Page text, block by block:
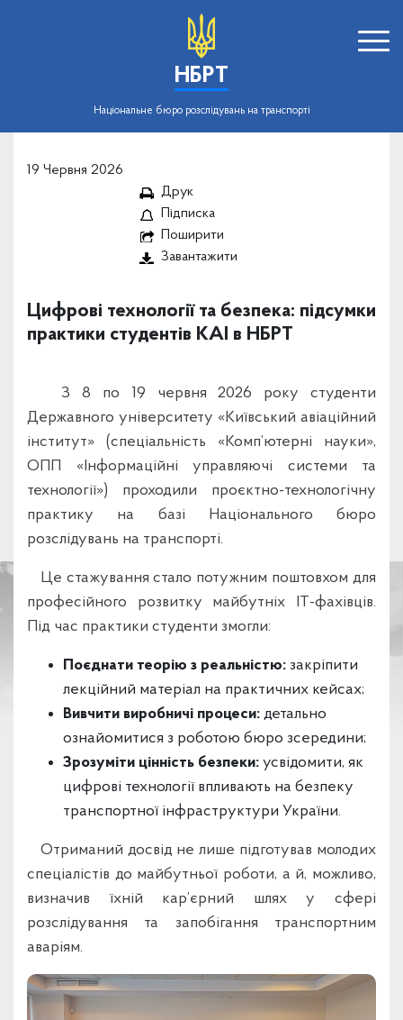
НБРТ
Національне бюро розслідувань на транспорті
19 Червня 2026
Друк
Підписка
Поширити
Завантажити
Цифрові технології та безпека: підсумки
практики студентів КАІ в НБРТ
З 8 по 19 червня 2026 року студенти
Державного університету «Київський авіаційний
інститут» (спеціальність «Комп’ютерні науки»,
ОПП «Інформаційні управляючі системи та
технології») проходили проєктно-технологічну
практику на базі Національного бюро
розслідувань на транспорті.
Це стажування стало потужним поштовхом для
професійного розвитку майбутніх ІТ-фахівців.
Під час практики студенти змогли:
Поєднати теорію з реальністю: закріпити
лекційний матеріал на практичних кейсах;
Вивчити виробничі процеси: детально
ознайомитися з роботою бюро зсередини;
Зрозуміти цінність безпеки: усвідомити, як
цифрові технології впливають на безпеку
транспортної інфраструктури України.
Отриманий досвід не лише підготував молодих
спеціалістів до майбутньої роботи, а й, можливо,
визначив їхній кар’єрний шлях у сфері
розслідування та запобігання транспортним
аваріям.